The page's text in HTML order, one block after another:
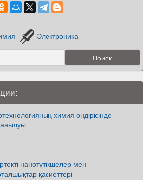
Электроника
химия өндірісінде
нанотүтікшелер мен
қасиеттері